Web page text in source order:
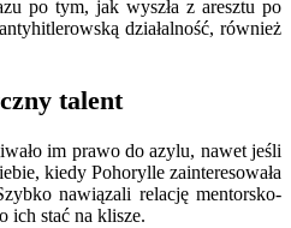
po tym, jak wyszła z aresztu po
działalność, również
talent
im prawo do azylu, nawet jeśli
kiedy Pohorylle zainteresowała
nawiązali relację mentorsko-
ich stać na klisze.